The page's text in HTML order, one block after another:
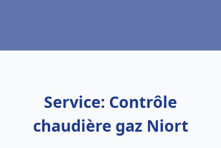
Service: Contrôle
chaudière gaz Niort